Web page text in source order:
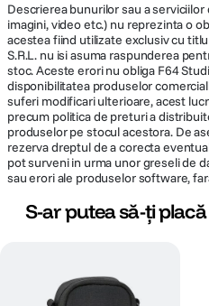
STOCARE:
Memorie
interna
8MB
Carduri
memorie
compatibile
Card
pâna la 32
acceptat ]
CONECTIVITATE & PORTURI:
Interfata
Descrierea bunurilor sau a
imagini, video etc.) nu reprezinta o
acestea fiind utilizate exclusiv cu
S.R.L. nu isi asuma raspunderea
stoc. Aceste erori nu obliga F64
disponibilitatea produselor
suferi modificari ulterioare, acest
precum politica de preturi a
produselor pe stocul acestora. De
rezerva dreptul de a corecta
pot surveni in urma unor greseli de
sau erori ale produselor software,
S-ar putea să-ți placă